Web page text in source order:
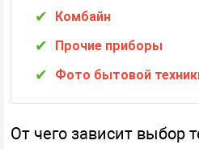
Комбайн
Прочие приборы
Фото бытовой
От чего зависит выбор